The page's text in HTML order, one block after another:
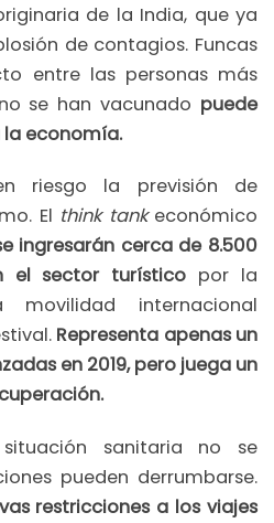
de la India, que ya
de contagios. Funcas
entre las personas más
se han vacunado puede
economía.
riesgo la previsión de
El think tankeconómico
ingresarán cerca de 8.500
el sector turístico por la
internacional
Representa apenas un
en 2019, pero juega un
sanitaria no se
pueden derrumbarse.
restricciones a los viajes